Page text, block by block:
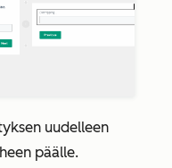
uudelleen
päälle.